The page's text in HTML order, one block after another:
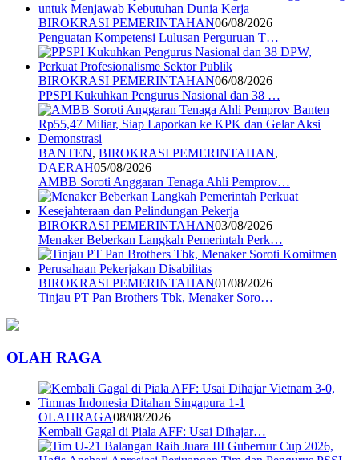
BIROKRASI PEMERINTAHAN06/08/2026
Penguatan Kompetensi Lulusan Perguruan T…
BIROKRASI PEMERINTAHAN06/08/2026
PPSPI Kukuhkan Pengurus Nasional dan 38 …
BANTEN, BIROKRASI PEMERINTAHAN,
DAERAH05/08/2026
AMBB Soroti Anggaran Tenaga Ahli Pemprov…
BIROKRASI PEMERINTAHAN03/08/2026
Menaker Beberkan Langkah Pemerintah Perk…
BIROKRASI PEMERINTAHAN01/08/2026
Tinjau PT Pan Brothers Tbk, Menaker Soro…
OLAH RAGA
OLAHRAGA08/08/2026
Kembali Gagal di Piala AFF: Usai Dihajar…